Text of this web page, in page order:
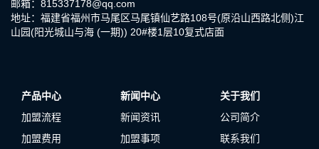
邮箱：815337178@qq.com
地址：福建省福州市马尾区马尾镇仙艺路108号(原沿山西路北侧)江
山园(阳光城山与海 (一期)) 20#楼1层10复式店面
产品中心
加盟流程
加盟费用
新闻中心
新闻资讯
加盟事项
关于我们
公司简介
联系我们